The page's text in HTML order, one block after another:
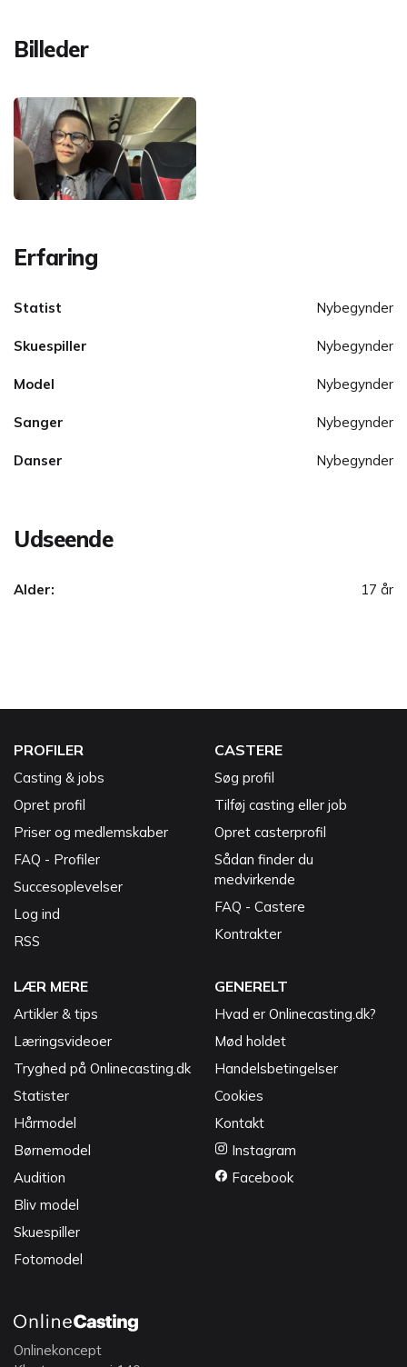
Billeder
Erfaring
Statist Nybegynder
Skuespiller Nybegynder
Model Nybegynder
Sanger Nybegynder
Danser Nybegynder
Udseende
Alder: 17 år
PROFILER
Casting & jobs
Opret profil
Priser og medlemskaber
FAQ - Profiler
Succesoplevelser
Log ind
RSS
CASTERE
Søg profil
Tilføj casting eller job
Opret casterprofil
Sådan finder du
medvirkende
FAQ - Castere
Kontrakter
LÆR MERE
Artikler & tips
Læringsvideoer
Tryghed på Onlinecasting.dk
Statister
Hårmodel
Børnemodel
Audition
Bliv model
Skuespiller
Fotomodel
GENERELT
Hvad er Onlinecasting.dk?
Mød holdet
Handelsbetingelser
Cookies
Kontakt
Instagram
Facebook
Onlinekoncept